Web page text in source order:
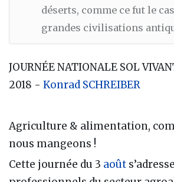
déserts, comme ce fut le
grandes civilisations
JOURNÉE NATIONALE SOL
2018 - Konrad SCHREIBER
Agriculture & alimentation,
nous mangeons !
Cette journée du 3 août